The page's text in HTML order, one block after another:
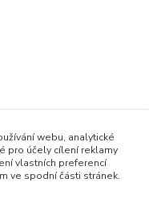
webu, analytické
pro účely cílení reklamy
vlastních preferencí
ve spodní části stránek.